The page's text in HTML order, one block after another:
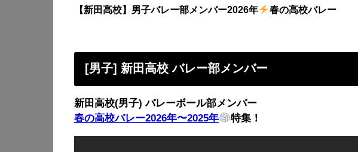
【新田高校】男子バレー部メンバー2026年 春の高校バレー
[男子] 新田高校 バレー部メンバー
新田高校(男子) バレーボール部メンバー
春の高校バレー2026年〜2025年
特集！